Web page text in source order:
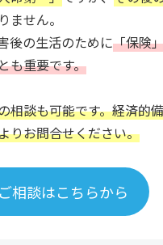
ません。
後の生活のために「保険
も重要です。
相談も可能です。経済的
りお問合せください。
相談はこちらから